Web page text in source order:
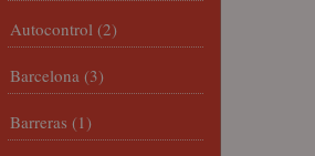
Autocontrol (2)
Barcelona (3)
Barreras (1)